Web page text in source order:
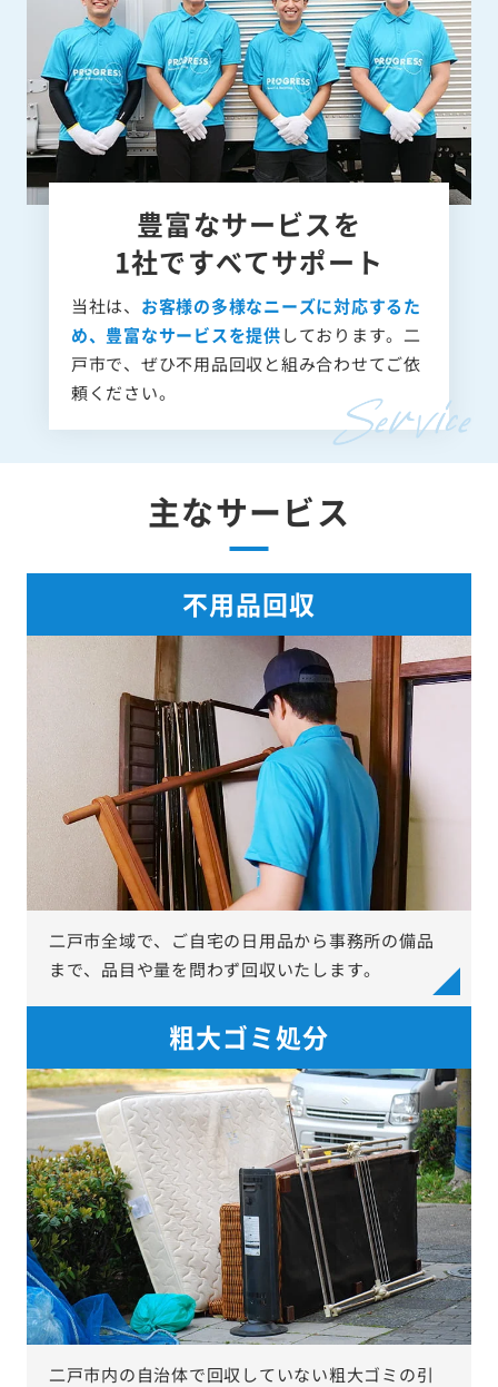
豊富なサービスを
1社ですべてサポート
当社は、 お客様の多様なニーズに対応するた
め、豊富なサービスを提供しております。二
戸市で、ぜひ不用品回収と組み合わせてご依
頼ください。
主なサービス
不用品回収
二戸市全域で、ご自宅の日用品から事務所の備品
まで、品目や量を問わず回収いたします。
粗大ゴミ処分
二戸市内の自治体で回収していない粗大ゴミの引